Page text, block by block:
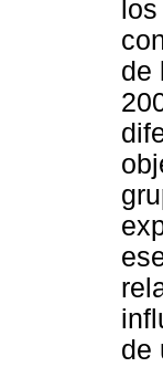
de
de